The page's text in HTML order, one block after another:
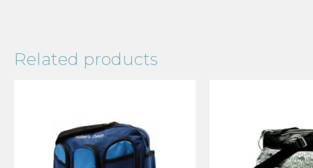
Related products